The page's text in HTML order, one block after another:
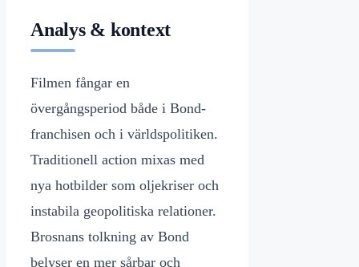
Analys & kontext
Filmen fångar en
övergångsperiod både i Bond-
franchisen och i världspolitiken.
Traditionell action mixas med
nya hotbilder som oljekriser och
instabila geopolitiska relationer.
Brosnans tolkning av Bond
belyser en mer sårbar och